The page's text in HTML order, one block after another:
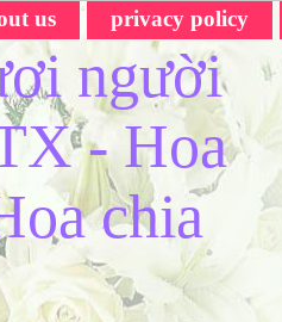
us privacy policy
người
- Hoa
chia